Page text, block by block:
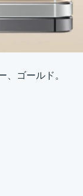
、ゴールド。